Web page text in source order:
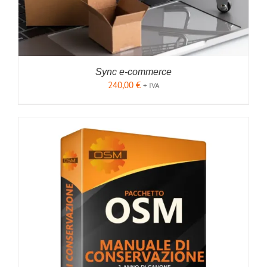
PAGINA
DEL
PRODOTTO
AGGIUNGI AL CARRELLO
Sync e-commerce
240,00 € + IVA